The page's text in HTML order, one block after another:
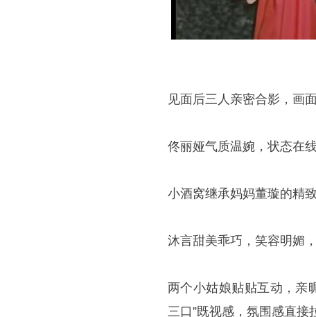
见面后三人亲密合影，画
佟丽娅气质温婉，状态在
小酒窝继承妈妈董璇的精
沐言甜美乖巧，笑容明媚
两个小姑娘贴贴互动，亲
三口”既视感，氛围感直接